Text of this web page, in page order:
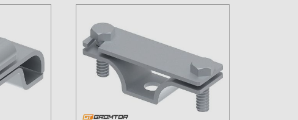
(6)
(7)
(42)
(32)
(40)